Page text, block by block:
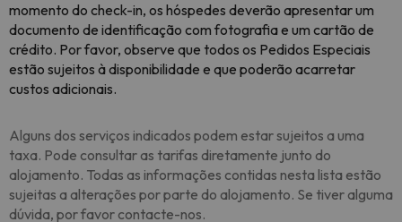
momento do check-in, os hóspedes deverão apresentar um
documento de identificação com fotografia e um cartão de
crédito. Por favor, observe que todos os Pedidos Especiais
estão sujeitos à disponibilidade e que poderão acarretar
custos adicionais.
Alguns dos serviços indicados podem estar sujeitos a uma
taxa. Pode consultar as tarifas diretamente junto do
alojamento. Todas as informações contidas nesta lista estão
sujeitas a alterações por parte do alojamento. Se tiver alguma
dúvida, por favor contacte-nos.